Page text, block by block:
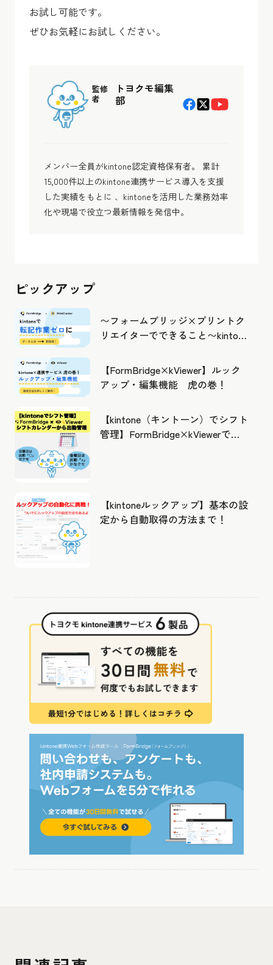
お試し可能です。
ぜひお気軽にお試しください。
監修
者
トヨクモ編集
部
メンバー全員がkintone認定資格保有者。 累計
15,000件以上のkintone連携サービス導入を支援
した実績をもとに 、kintoneを活用した業務効率
化や現場で役立つ最新情報を発信中。
ピックアップ
〜フォームブリッジ×プリントク
リエイターでできること〜kintone
【FormBridge×kViewer】ルック
アップ・編集機能 虎の巻！
【kintone（キントーン）でシフト
管理】FormBridge×kViewerで作
【kintoneルックアップ】基本の設
定から自動取得の方法まで！